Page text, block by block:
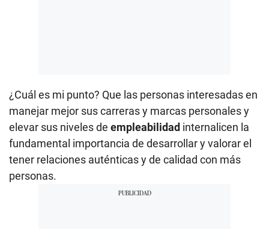
¿Cuál es mi punto? Que las personas interesadas en
manejar mejor sus carreras y marcas personales y
elevar sus niveles de empleabilidad internalicen la
fundamental importancia de desarrollar y valorar el
tener relaciones auténticas y de calidad con más
personas.